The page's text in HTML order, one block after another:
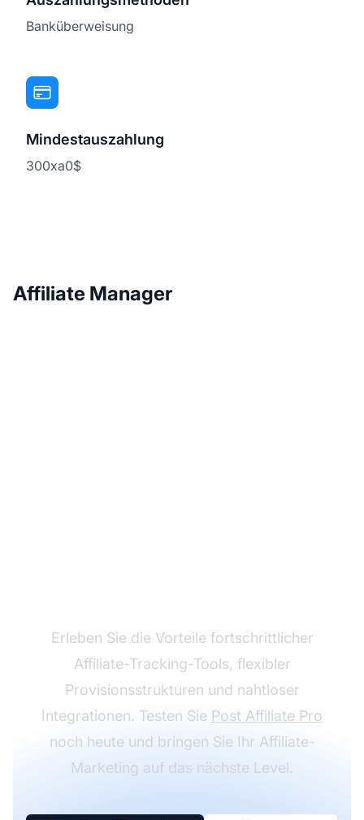
Banküberweisung
Mindestauszahlung
300xa0$
Affiliate Manager
Erleben Sie die Vorteile fortschrittlicher
Affiliate-Tracking-Tools, flexibler
Provisionsstrukturen und nahtloser
Integrationen. Testen Sie Post Affiliate Pro
noch heute und bringen Sie Ihr Affiliate-
Marketing auf das nächste Level.